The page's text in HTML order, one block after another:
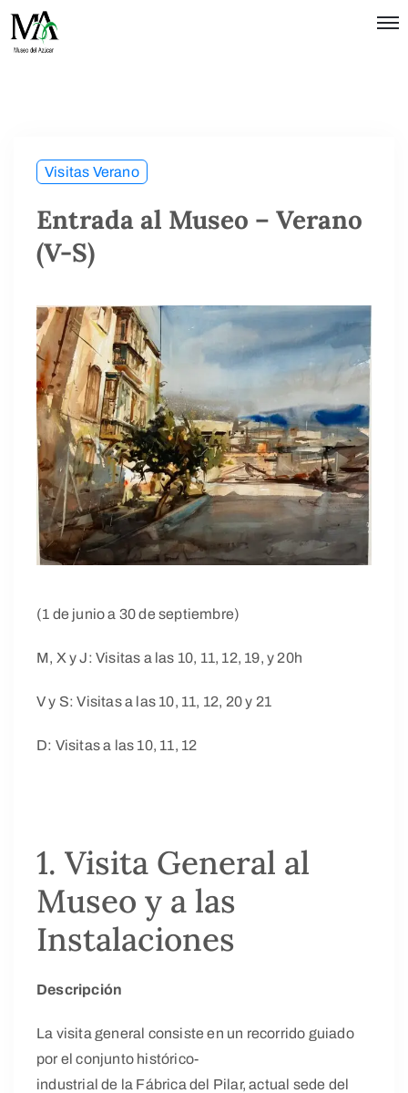
Visitas Verano
Entrada al Museo – Verano
(V-S)
(1 de junio a 30 de septiembre)
M, X y J: Visitas a las 10, 11, 12, 19, y 20h
V y S: Visitas a las 10, 11, 12, 20 y 21
D: Visitas a las 10, 11, 12
1. Visita General al
Museo y a las
Instalaciones
Descripción
La visita general consiste en un recorrido guiado
por el conjunto histórico-
industrial de la Fábrica del Pilar, actual sede del